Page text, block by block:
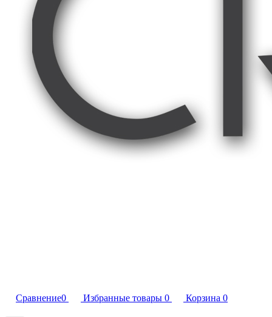
Сравнение0 Избранные товары 0 Корзина 0